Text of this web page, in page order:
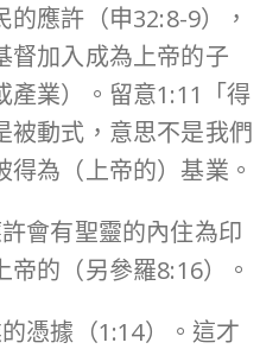
應許（申32:8-9），
督加入成為上帝的子
產業）。留意1:11「得
被動式，意思不是我們
為（上帝的）基業。
會有聖靈的內住為印
的（另參羅8:16）。
憑據（1:14）。這才